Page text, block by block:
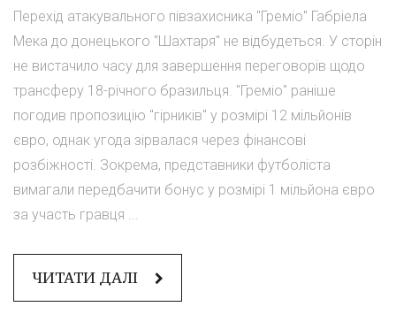
Перехід атакувального півзахисника "Греміо" Габріела
Мека до донецького "Шахтаря" не відбудеться. У сторін
не вистачило часу для завершення переговорів щодо
трансферу 18-річного бразильця. "Греміо" раніше
погодив пропозицію "гірників" у розмірі 12 мільйонів
євро, однак угода зірвалася через фінансові
розбіжності. Зокрема, представники футболіста
вимагали передбачити бонус у розмірі 1 мільйона євро
за участь гравця ...
ЧИТАТИ ДАЛІ